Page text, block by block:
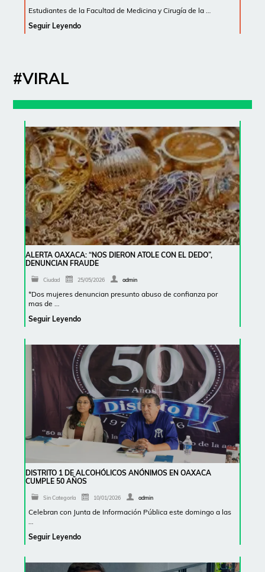
Estudiantes de la Facultad de Medicina y Cirugía de la …
Seguir Leyendo
#VIRAL
ALERTA OAXACA: “NOS DIERON ATOLE CON EL DEDO”,
DENUNCIAN FRAUDE
Ciudad 25/05/2026 admin
*Dos mujeres denuncian presunto abuso de confianza por
mas de …
Seguir Leyendo
DISTRITO 1 DE ALCOHÓLICOS ANÓNIMOS EN OAXACA
CUMPLE 50 AÑOS
Sin Categoría 10/01/2026 admin
Celebran con Junta de Información Pública este domingo a las
Seguir Leyendo